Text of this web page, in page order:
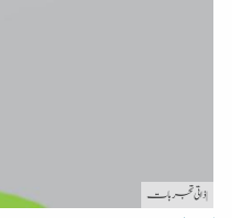
| ذاتی تجربات